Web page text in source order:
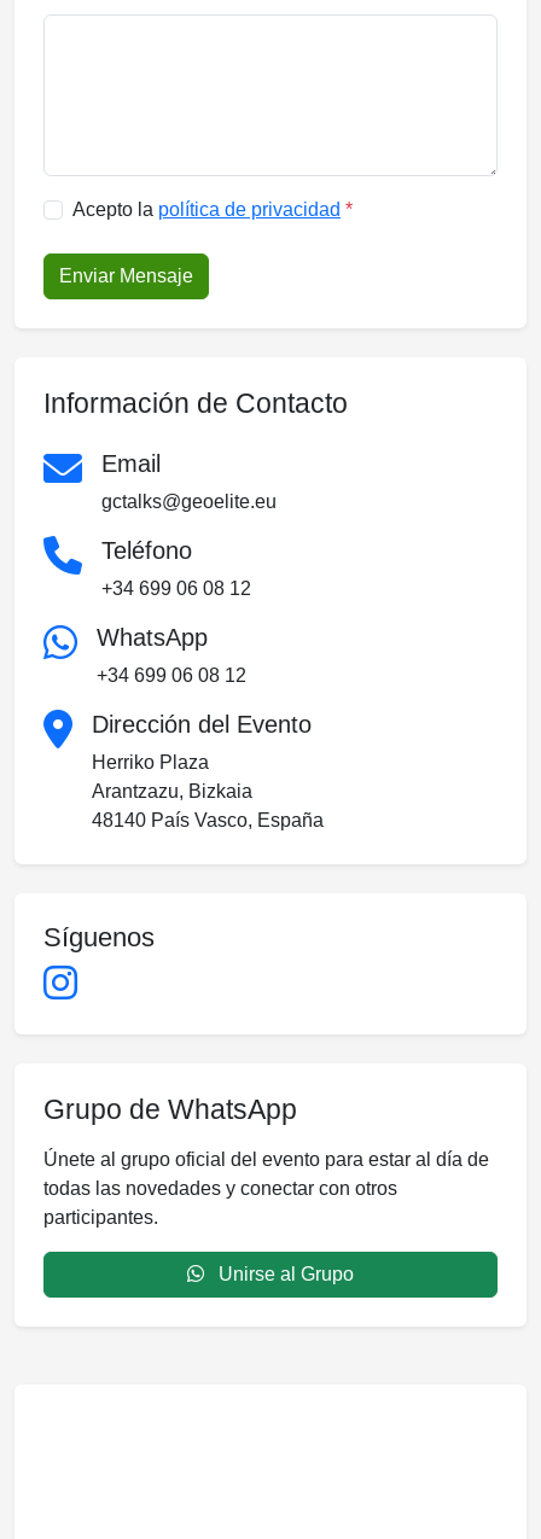
Acepto la política de privacidad *
Enviar Mensaje
Información de Contacto
Email
gctalks@geoelite.eu
Teléfono
+34 699 06 08 12
WhatsApp
+34 699 06 08 12
Dirección del Evento
Herriko Plaza
Arantzazu, Bizkaia
48140 País Vasco, España
Síguenos
Grupo de WhatsApp
Únete al grupo oficial del evento para estar al día de
todas las novedades y conectar con otros
participantes.
Unirse al Grupo